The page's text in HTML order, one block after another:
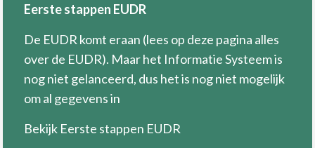
Eerste stappen EUDR
De EUDR komt eraan (lees op deze pagina alles
over de EUDR). Maar het Informatie Systeem is
nog niet gelanceerd, dus het is nog niet mogelijk
om al gegevens in
Bekijk Eerste stappen EUDR